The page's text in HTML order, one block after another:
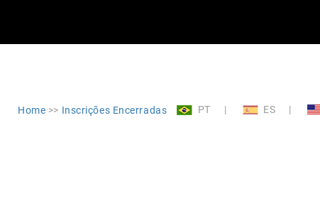
Home >> Inscrições Encerradas PT | ES |